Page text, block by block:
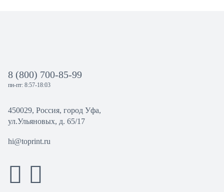
8 (800) 700-85-99
пн-пт: 8:57-18:03
450029, Россия, город Уфа,
ул.Ульяновых, д. 65/17
hi@toprint.ru